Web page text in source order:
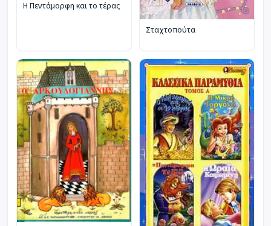
Η Πεντάμορφη και το τέρας
Σταχτοπούτα